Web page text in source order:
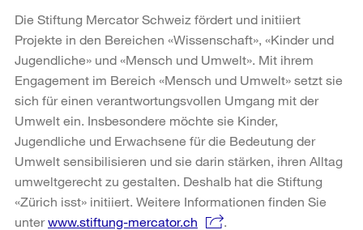
Die Stiftung Mercator Schweiz fördert und initiiert
Projekte in den Bereichen «Wissenschaft», «Kinder und
Jugendliche» und «Mensch und Umwelt». Mit ihrem
Engagement im Bereich «Mensch und Umwelt» setzt sie
sich für einen verantwortungsvollen Umgang mit der
Umwelt ein. Insbesondere möchte sie Kinder,
Jugendliche und Erwachsene für die Bedeutung der
Umwelt sensibilisieren und sie darin stärken, ihren Alltag
umweltgerecht zu gestalten. Deshalb hat die Stiftung
«Zürich isst» initiiert. Weitere Informationen finden Sie
unterwww.stiftung-mercator.ch